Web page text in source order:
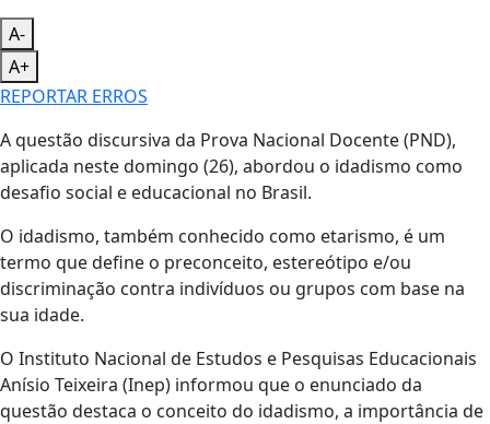
A-
A+
REPORTAR ERROS
A questão discursiva da Prova Nacional Docente (PND),
aplicada neste domingo (26), abordou o idadismo como
desafio social e educacional no Brasil.
O idadismo, também conhecido como etarismo, é um
termo que define o preconceito, estereótipo e/ou
discriminação contra indivíduos ou grupos com base na
sua idade.
O Instituto Nacional de Estudos e Pesquisas Educacionais
Anísio Teixeira (Inep) informou que o enunciado da
questão destaca o conceito do idadismo, a importância de